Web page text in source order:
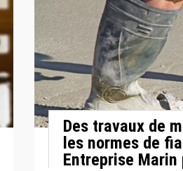
Des travaux de
les normes de
Entreprise